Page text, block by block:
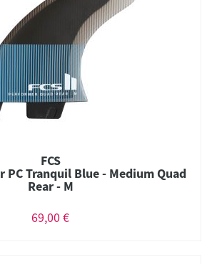
FCS
PC Tranquil Blue - Medium Quad
Rear - M
69,00 €